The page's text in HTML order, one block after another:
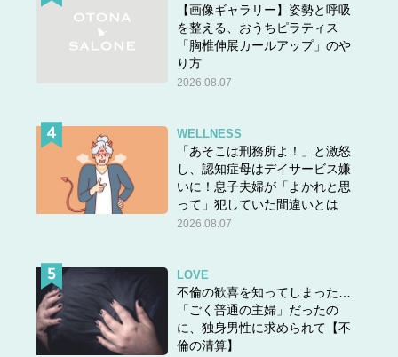
【画像ギャラリー】姿勢と呼吸
を整える、おうちピラティス
「胸椎伸展カールアップ」のや
り方
2026.08.07
WELLNESS
「あそこは刑務所よ！」と激怒
し、認知症母はデイサービス嫌
いに！息子夫婦が「よかれと思
って」犯していた間違いとは
2026.08.07
LOVE
不倫の歓喜を知ってしまった…
「ごく普通の主婦」だったの
に、独身男性に求められて【不
倫の清算】